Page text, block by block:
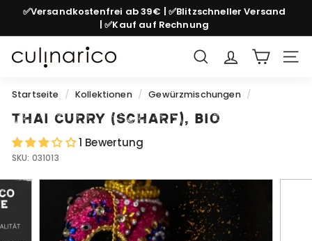
Direkt
Inhalt
Pause
✅Versandkostenfrei ab 39€ | ✅Blitzschneller Versand
| ✅Kauf auf Rechnung
c
l
i
n
a
i
o
Suche
Startseite / Kollektionen / Gewürzmischungen /
Thai Curry (scharf), bio
1 Bewertung
SKU: 031013